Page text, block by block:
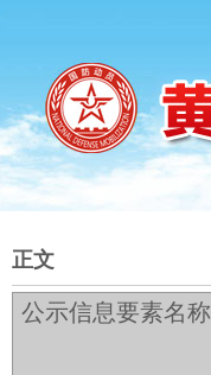
正文
公示信息要素名称